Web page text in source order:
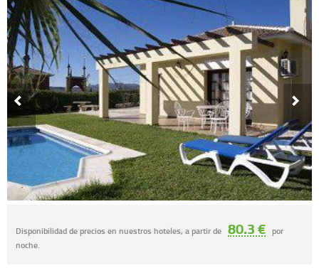
Disponibilidad de precios en nuestros hoteles, a partir de 80.3 € por
noche.